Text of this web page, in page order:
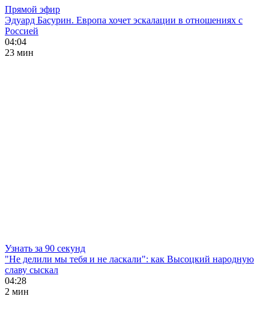
Прямой эфир
Эдуард Басурин. Европа хочет эскалации в отношениях с
Россией
04:04
23 мин
Узнать за 90 секунд
"Не делили мы тебя и не ласкали": как Высоцкий народную
славу сыскал
04:28
2 мин